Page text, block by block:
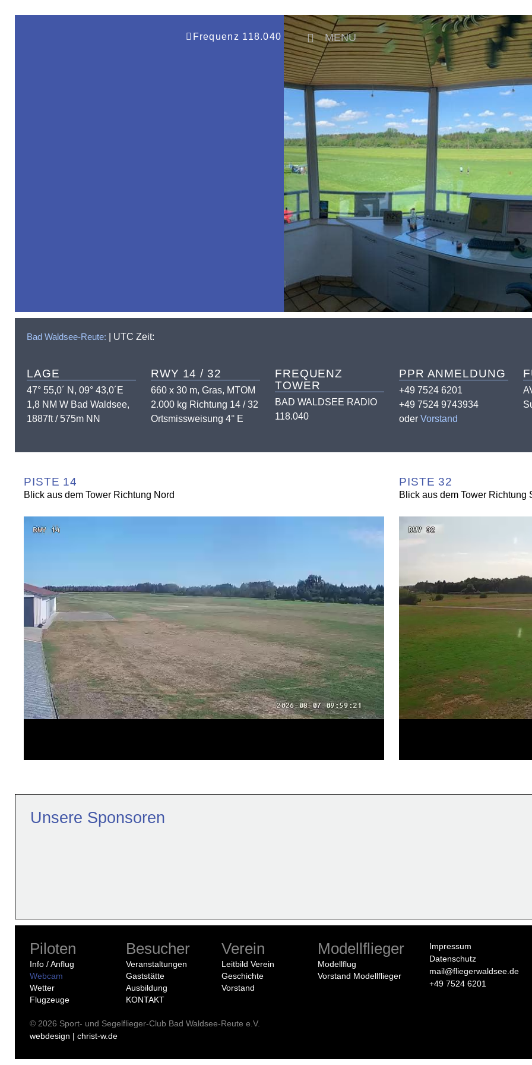
springen
Frequenz 118.040 MENU
Bad Waldsee-Reute: | UTC Zeit:
LAGE
47° 55,0´ N, 09° 43,0´E
1,8 NM W Bad Waldsee,
1887ft / 575m NN
RWY 14 / 32
660 x 30 m, Gras, MTOM
2.000 kg Richtung 14 / 32
Ortsmissweisung 4° E
FREQUENZ
TOWER
BAD WALDSEE RADIO
118.040
PPR ANMELDUNG
+49 7524 6201
+49 7524 9743934
oder Vorstand
PISTE 14
Blick aus dem Tower Richtung Nord
PISTE 32
Blick aus dem Tower Richtung
Unsere Sponsoren
Piloten
Info / Anflug
Webcam
Wetter
Flugzeuge
Besucher
Veranstaltungen
Gaststätte
Ausbildung
KONTAKT
Verein
Leitbild Verein
Geschichte
Vorstand
Modellflieger
Modellflug
Vorstand Modellflieger
Impressum
Datenschutz
mail@fliegerwaldsee.de
+49 7524 6201
© 2026 Sport- und Segelflieger-Club Bad Waldsee-Reute e.V.
webdesign | christ-w.de